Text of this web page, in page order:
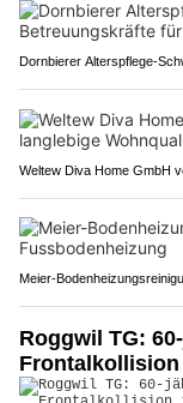
Dornbierer Alterspflege-
Weltew Diva Home GmbH
Meier-
Roggwil TG: